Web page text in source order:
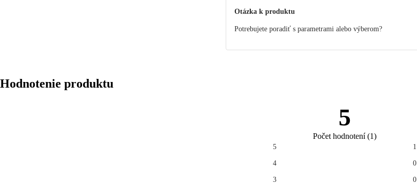
Otázka k produktu
Potrebujete poradiť s parametrami alebo výberom?
Hodnotenie produktu
5
Počet hodnotení(1)
5 1
4 0
3 0